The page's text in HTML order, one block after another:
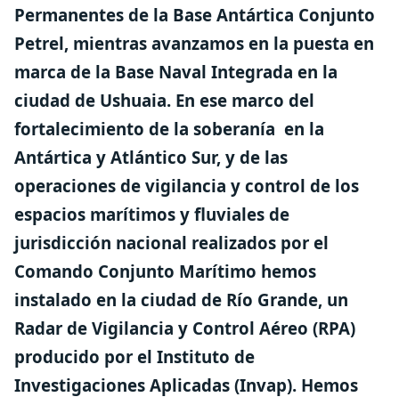
Permanentes de la Base Antártica Conjunto
Petrel, mientras avanzamos en la puesta en
marca de la Base Naval Integrada en la
ciudad de Ushuaia. En ese marco del
fortalecimiento de la soberanía en la
Antártica y Atlántico Sur, y de las
operaciones de vigilancia y control de los
espacios marítimos y fluviales de
jurisdicción nacional realizados por el
Comando Conjunto Marítimo hemos
instalado en la ciudad de Río Grande, un
Radar de Vigilancia y Control Aéreo (RPA)
producido por el Instituto de
Investigaciones Aplicadas (Invap). Hemos